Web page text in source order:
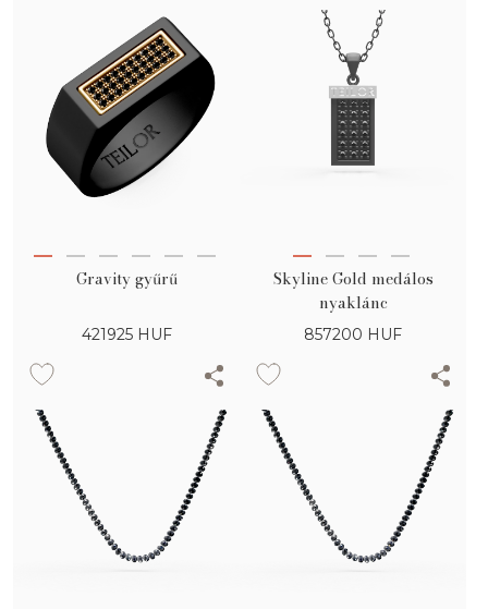
Gravity gyűrű
421925 HUF
Skyline Gold medálos
nyaklánc
857200 HUF